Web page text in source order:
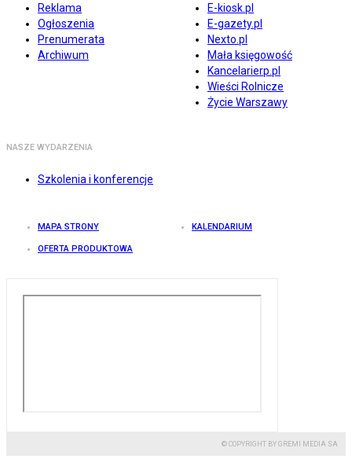
Reklama
Ogłoszenia
Prenumerata
Archiwum
E-kiosk.pl
E-gazety.pl
Nexto.pl
Mała księgowość
Kancelarierp.pl
Wieści Rolnicze
Życie Warszawy
NASZE WYDARZENIA
Szkolenia i konferencje
MAPA STRONY KALENDARIUM
OFERTA PRODUKTOWA
© COPYRIGHT BY GREMI MEDIA SA